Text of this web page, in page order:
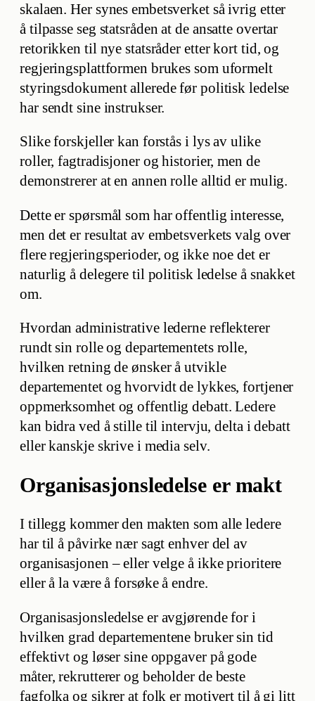
skalaen. Her synes embetsverket så ivrig etter
å tilpasse seg statsråden at de ansatte overtar
retorikken til nye statsråder etter kort tid, og
regjeringsplattformen brukes som uformelt
styringsdokument allerede før politisk ledelse
har sendt sine instrukser.
Slike forskjeller kan forstås i lys av ulike
roller, fagtradisjoner og historier, men de
demonstrerer at en annen rolle alltid er mulig.
Dette er spørsmål som har offentlig interesse,
men det er resultat av embetsverkets valg over
flere regjeringsperioder, og ikke noe det er
naturlig å delegere til politisk ledelse å snakket
om.
Hvordan administrative lederne reflekterer
rundt sin rolle og departementets rolle,
hvilken retning de ønsker å utvikle
departementet og hvorvidt de lykkes, fortjener
oppmerksomhet og offentlig debatt. Ledere
kan bidra ved å stille til intervju, delta i debatt
eller kanskje skrive i media selv.
Organisasjonsledelse er makt
I tillegg kommer den makten som alle ledere
har til å påvirke nær sagt enhver del av
organisasjonen – eller velge å ikke prioritere
eller å la være å forsøke å endre.
Organisasjonsledelse er avgjørende for i
hvilken grad departementene bruker sin tid
effektivt og løser sine oppgaver på gode
måter, rekrutterer og beholder de beste
fagfolka og sikrer at folk er motivert til å gi litt